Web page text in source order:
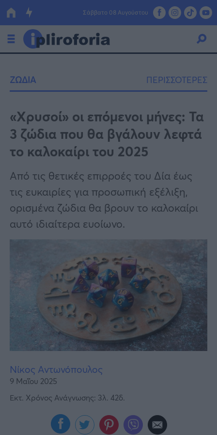
Σάββατο 08 Αυγούστου
Οικονομία
Πολιτική
Τράπεζες
Επιδοτήσεις
ΕΣΠΑ
Κόσμος
Lifestyle
Αθλητικά
Υγεία
Γυναίκα
ΖΩΔΙΑ ΠΕΡΙΣΣΟΤΕΡΕΣ
«Χρυσοί» οι επόμενοι μήνες: Τα
3 ζώδια που θα βγάλουν λεφτά
το καλοκαίρι του 2025
Από τις θετικές επιρροές του Δία έως
τις ευκαιρίες για προσωπική εξέλιξη,
ορισμένα ζώδια θα βρουν το καλοκαίρι
αυτό ιδιαίτερα ευοίωνο.
Νίκος Αντωνόπουλος
9 Μαΐου 2025
Εκτ. Χρόνος Ανάγνωσης: 3λ. 42δ.